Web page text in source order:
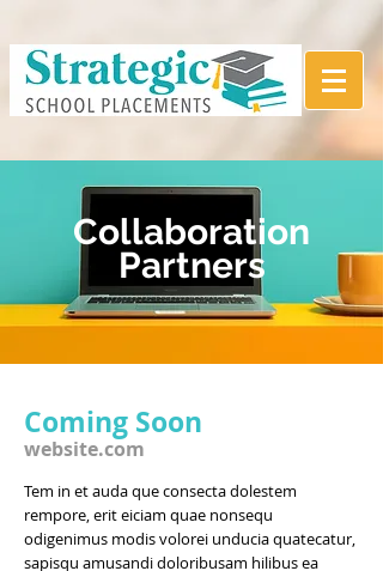
Collaboration
Partners
Coming Soon
website.com
Tem in et auda que consecta dolestem
rempore, erit eiciam quae nonsequ
odigenimus modis volorei unducia quatecatur,
sapisqu amusandi doloribusam hilibus ea